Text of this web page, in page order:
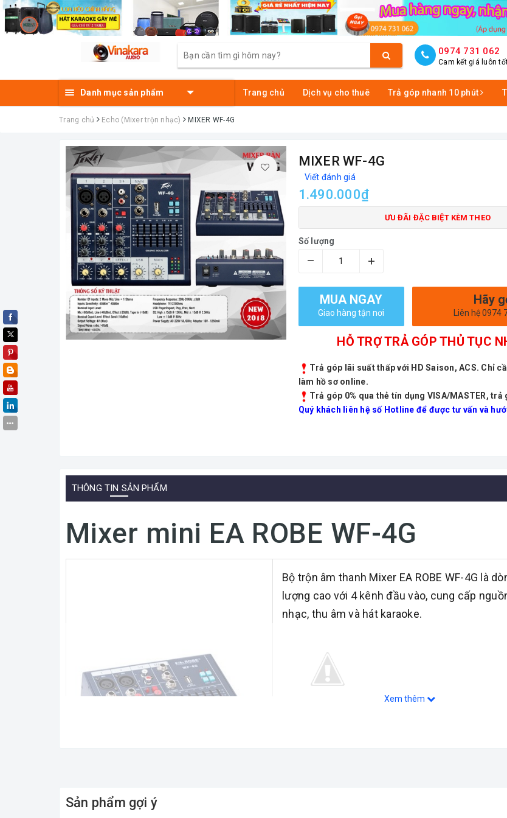
0974 731 062
Cam kết giá luôn
Danh mục sản phẩm Trang chủ Dịch vụ cho thuê Trả góp nhanh 10 phút
Trang chủ Echo (Mixer trộn nhạc) MIXER WF-4G
MIXER WF-4G
Viết đánh giá
1.490.000₫
ƯU ĐÃI ĐẶC BIỆT KÈM THEO
Số lượng
– +
MUA NGAY
Giao hàng tận nơi
Hãy
Liên hệ 0974
HỖ TRỢ TRẢ GÓP THỦ TỤC
Trả góp lãi suất thấp với HD Saison, ACS. Chỉ
làm hồ sơ online.
Trả góp 0% qua thẻ tín dụng VISA/MASTER, trả
Quý khách liên hệ số Hotline để được tư vấn và
THÔNG TIN SẢN PHẨM
Mixer mini EA ROBE WF-4G
Bộ trộn âm thanh Mixer EA ROBE WF-4G là
lượng cao với 4 kênh đầu vào, cung cấp
nhạc, thu âm và hát karaoke.
Xem thêm
Sản phẩm gợi ý